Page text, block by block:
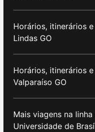
Horários, itinerários
Lindas GO
Horários, itinerários
Valparaíso GO
Mais viagens na
Universidade de